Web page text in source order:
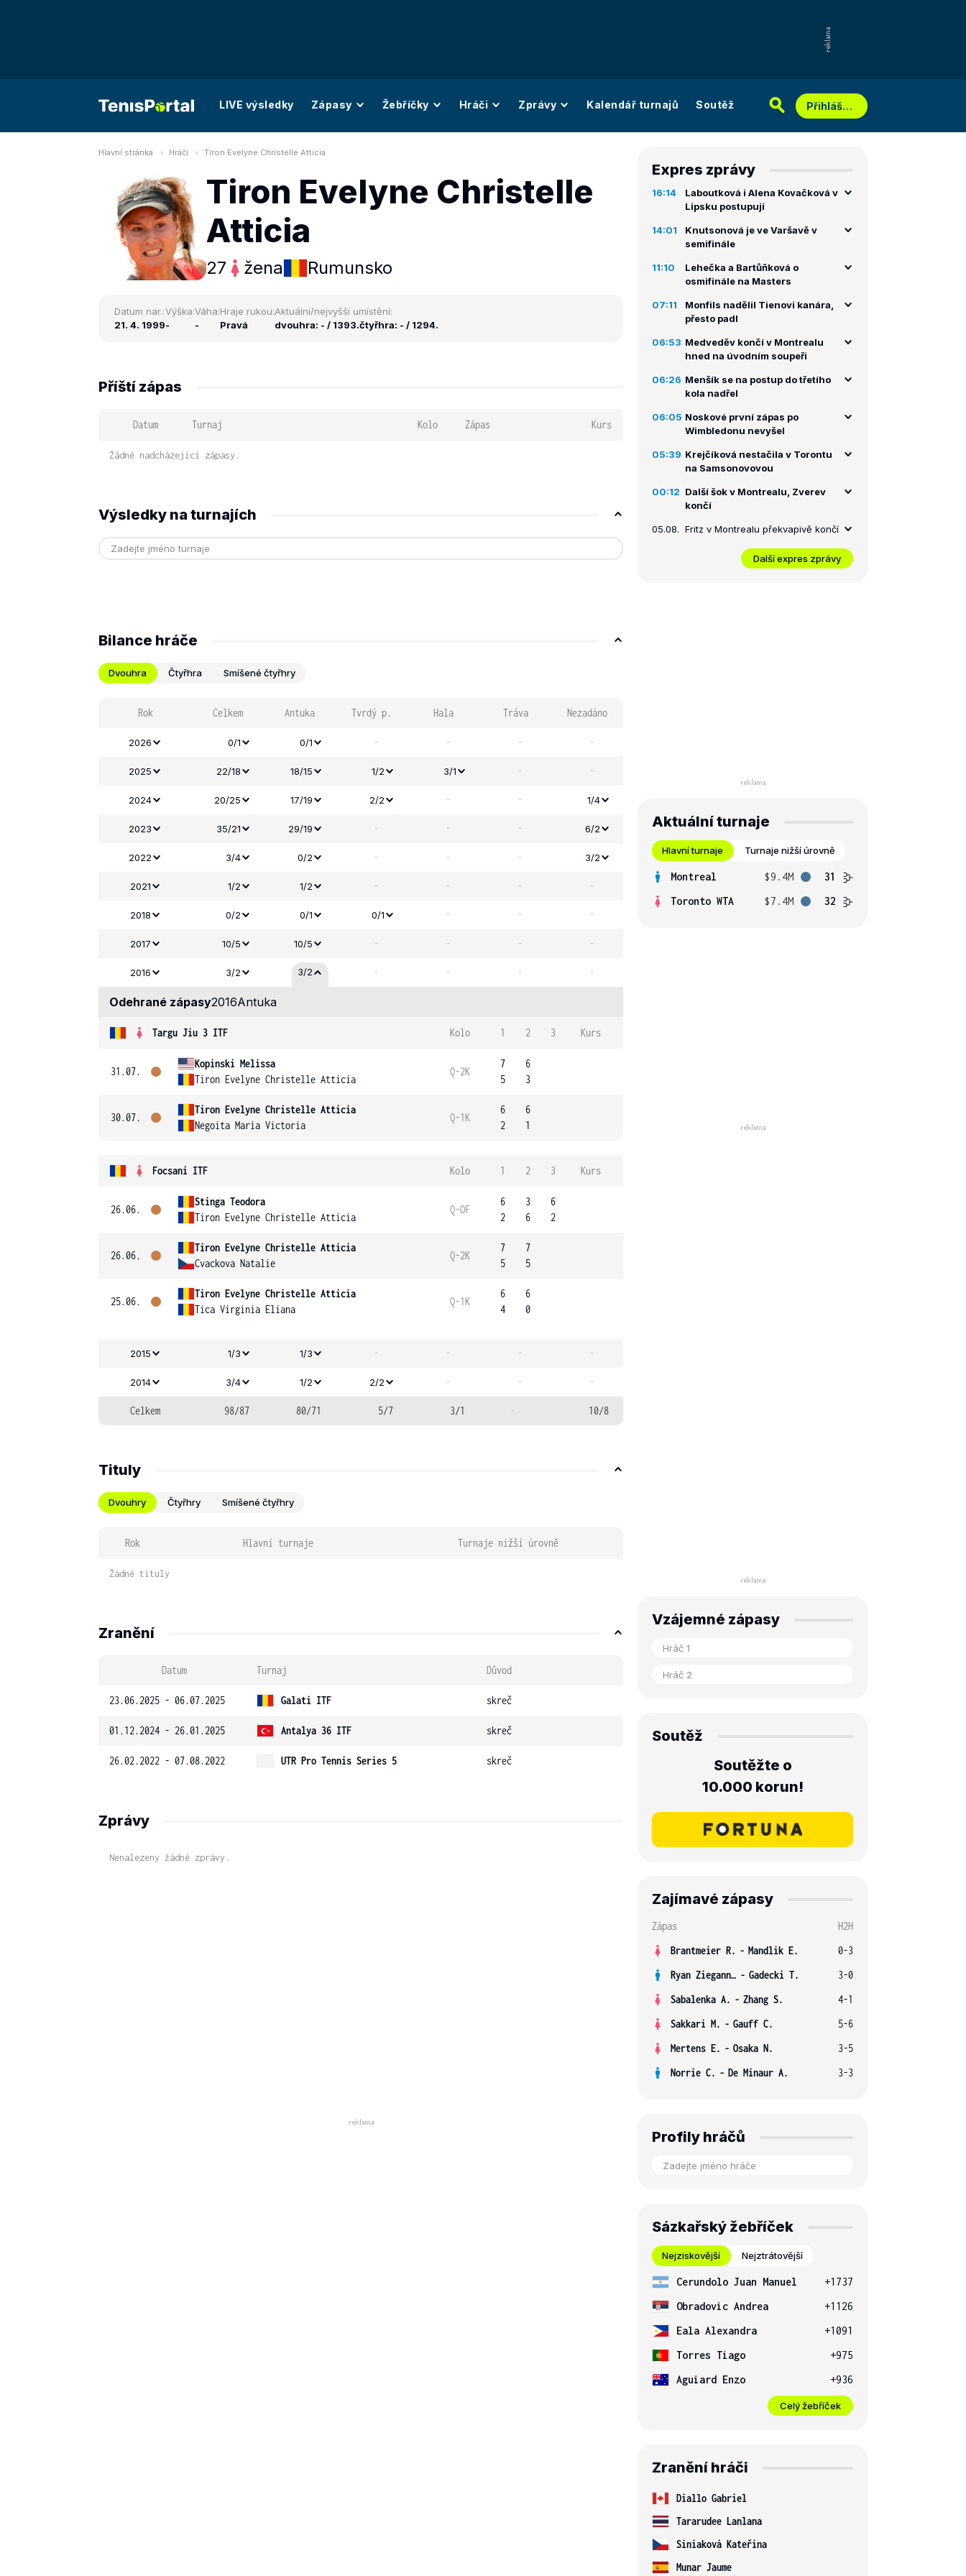
LIVE výsledky Zápasy Žebříčky Hráči Zprávy Kalendář turnajů Soutěž Přihlášení
Hlavní stránka Hráči Tiron Evelyne Christelle Atticia
Tiron Evelyne Christelle
Atticia
27 žena Rumunsko
Datum nar.:
21. 4. 1999
Výška:
-
Váha:
-
Hraje rukou:
Pravá
Aktuální/nejvyšší umístění:
dvouhra: - / 1393.čtyřhra: - / 1294.
Příští zápas
Datum Turnaj Kolo Zápas Kurs
Žádné nadcházející zápasy.
Výsledky na turnajích
Bilance hráče
Dvouhra Čtyřhra Smíšené čtyřhry
Rok Celkem Antuka Tvrdý p. Hala Tráva Nezadáno
2026 0/1 0/1 - - - -
2025 22/18 18/15 1/2 3/1 - -
2024 20/25 17/19 2/2 - - 1/4
2023 35/21 29/19 - - - 6/2
2022 3/4 0/2 - - - 3/2
2021 1/2 1/2 - - - -
2018 0/2 0/1 0/1 - - -
2017 10/5 10/5 - - - -
2016 3/2 3/2 - - - -
Odehrané zápasy2016Antuka
Targu Jiu 3 ITF Kolo 1 2 3 Kurs
31.07.
Kopinski Melissa
Tiron Evelyne Christelle Atticia
Q-2K
7
5
6
3
30.07.
Tiron Evelyne Christelle Atticia
Negoita Maria Victoria
Q-1K
6
2
6
1
Focsani ITF Kolo 1 2 3 Kurs
26.06.
Stinga Teodora
Tiron Evelyne Christelle Atticia
Q-OF
6
2
3
6
6
2
26.06.
Tiron Evelyne Christelle Atticia
Cvackova Natalie
Q-2K
7
5
7
5
25.06.
Tiron Evelyne Christelle Atticia
Tica Virginia Eliana
Q-1K
6
4
6
0
2015 1/3 1/3 - - - -
2014 3/4 1/2 2/2 - - -
Celkem 98/87 80/71 5/7 3/1 - 10/8
Tituly
Dvouhry Čtyřhry Smíšené čtyřhry
Rok Hlavní turnaje Turnaje nižší úrovně
Žádné tituly
Zranění
Datum Turnaj Důvod
23.06.2025 - 06.07.2025 Galati ITF skreč
01.12.2024 - 26.01.2025 Antalya 36 ITF skreč
26.02.2022 - 07.08.2022 UTR Pro Tennis Series 5 skreč
Zprávy
Nenalezeny žádné zprávy.
Expres zprávy
16:14
Laboutková i Alena Kovačková v
Lipsku postupují
14:01
Knutsonová je ve Varšavě v
semifinále
11:10
Lehečka a Bartůňková o
osmifinále na Masters
07:11
Monfils nadělil Tienovi kanára,
přesto padl
06:53 Medveděv končí v Montrealu
hned na úvodním soupeři
06:26 Menšík se na postup do třetího
kola nadřel
06:05 Noskové první zápas po
Wimbledonu nevyšel
05:39 Krejčíková nestačila v Torontu
na Samsonovovou
00:12 Další šok v Montrealu, Zverev
končí
05.08. Fritz v Montrealu překvapivě končí
Další expres zprávy
Aktuální turnaje
Hlavní turnaje Turnaje nižší úrovně
Montreal $9.4M
31
Toronto WTA
$7.4M 32
Vzájemné zápasy
Soutěž
Soutěžte o
10.000 korun!
Zajímavé zápasy
Zápas
H2H
Brantmeier R. - Mandlik E.
0-3
Ryan Ziegann S. - Gadecki T.
3-0
Sabalenka A. - Zhang S.
4-1
Sakkari M. - Gauff C.
5-6
Mertens E. - Osaka N.
3-5
Norrie C. - De Minaur A. 3-3
Profily hráčů
Sázkařský žebříček
Nejziskovější Nejztrátovější
Cerundolo Juan Manuel
+1737
Obradovic Andrea
+1126
Eala Alexandra
+1091
Torres Tiago
+975
Aguiard Enzo
+936
Celý žebříček
Zranění hráči
Diallo Gabriel
Tararudee Lanlana
Siniaková Kateřina
Munar Jaume